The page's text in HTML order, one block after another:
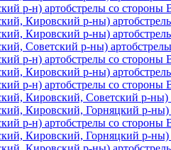
р-н) артобстрелы со
Кировский р-ны)
Кировский р-ны)
Советский р-ны)
р-н) артобстрелы со
Кировский р-ны)
р-н) артобстрелы со
Кировский, Советский р-
Кировский, Горняцкий р-
р-н) артобстрелы со
Кировский, Горняцкий р-